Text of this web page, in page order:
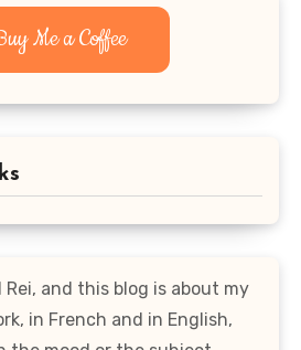
Me a Coffee
Rei, and this blog is about my
in French and in English,